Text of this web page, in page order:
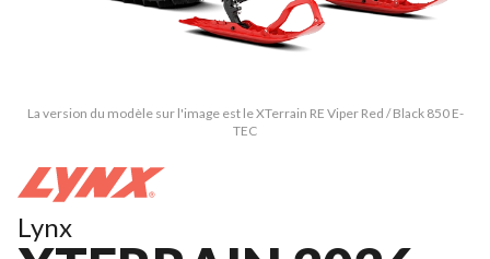
La version du modèle sur l'image est le XTerrain RE Viper Red / Black 850 E-
TEC
Lynx